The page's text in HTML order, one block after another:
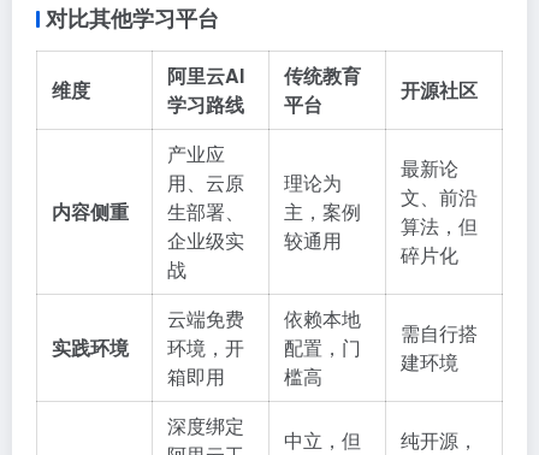
对比其他学习平台
维度
阿里云AI
学习路线
传统教育
平台
开源社区
内容侧重
产业应
用、云原
生部署、
企业级实
战
理论为
主，案例
较通用
最新论
文、前沿
算法，但
碎片化
实践环境
云端免费
环境，开
箱即用
依赖本地
配置，门
槛高
需自行搭
建环境
深度绑定
中立，但
纯开源，